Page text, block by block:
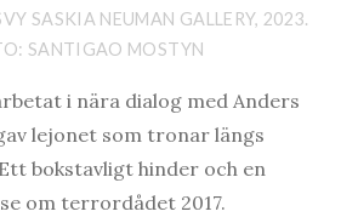
SASKIA NEUMAN GALLERY, 2023.
SANTIGAO MOSTYN
i nära dialog med Anders
lejonet som tronar längs
bokstavligt hinder och en
om terrordådet 2017.